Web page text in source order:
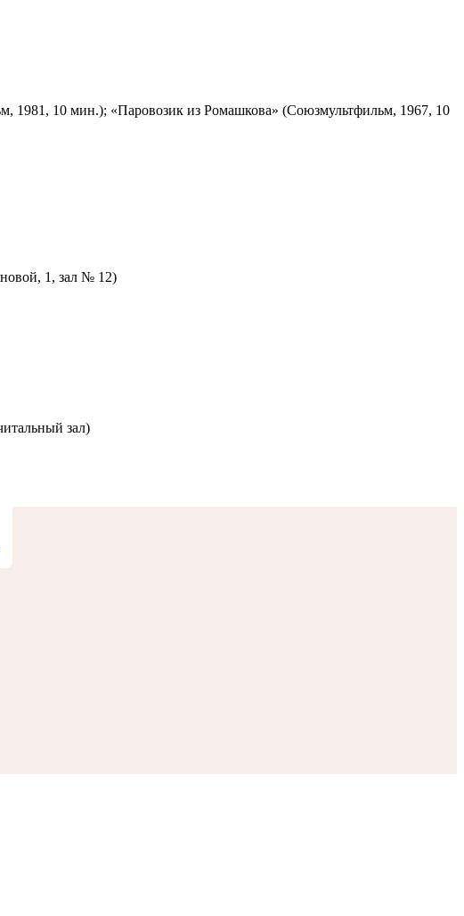
10 мин.); «Паровозик из Ромашкова» (Союзмультфильм, 1967, 10
1, зал № 12)
зал)